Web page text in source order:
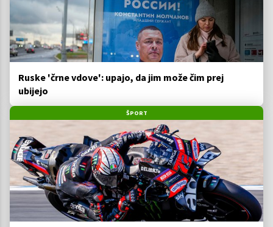
Ruske 'črne vdove': upajo, da jim može čim prej
ubijejo
ŠPORT